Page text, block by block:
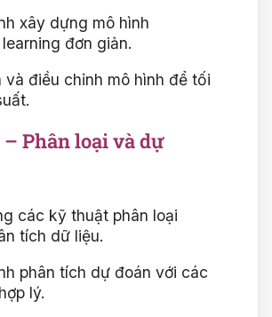
xây dựng mô hình
đơn giản.
và điều chỉnh mô hình để tối
– Phân loại và dự
các kỹ thuật phân loại
tích dữ liệu.
phân tích dự đoán với các
lý.